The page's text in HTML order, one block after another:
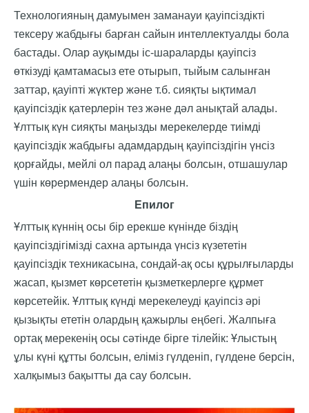
Технологияның дамуымен заманауи қауіпсіздікті
тексеру жабдығы барған сайын интеллектуалды бола
бастады. Олар ауқымды іс-шараларды қауіпсіз
өткізуді қамтамасыз ете отырып, тыйым салынған
заттар, қауіпті жүктер және т.б. сияқты ықтимал
қауіпсіздік қатерлерін тез және дәл анықтай алады.
Ұлттық күн сияқты маңызды мерекелерде тиімді
қауіпсіздік жабдығы адамдардың қауіпсіздігін үнсіз
қорғайды, мейлі ол парад алаңы болсын, отшашулар
үшін көрермендер алаңы болсын.
Eпилог
Ұлттық күннің осы бір ерекше күнінде біздің
қауіпсіздігімізді сахна артында үнсіз күзететін
қауіпсіздік техникасына, сондай-ақ осы құрылғыларды
жасап, қызмет көрсететін қызметкерлерге құрмет
көрсетейік. Ұлттық күнді мерекелеуді қауіпсіз әрі
қызықты ететін олардың қажырлы еңбегі. Жалпыға
ортақ мерекенің осы сәтінде бірге тілейік: Ұлыстың
ұлы күні құтты болсын, еліміз гүлденіп, гүлдене берсін,
халқымыз бақытты да сау болсын.